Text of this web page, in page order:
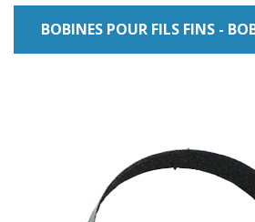
BOBINES POUR FILS FINS -